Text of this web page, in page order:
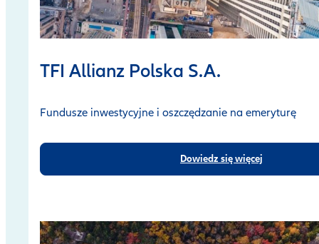
TFI Allianz Polska S.A.
Fundusze inwestycyjne i oszczędzanie na emeryturę
Dowiedz się więcej